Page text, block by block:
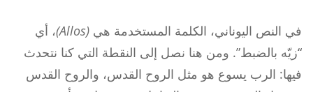
في النص اليوناني، الكلمة المستخدمة هي (Allos)
، أي
“زيّه بالضبط”. ومن هنا نصل إلى النقطة التي كنا نتحدث
فيها: الرب يسوع هو مثل الروح القدس، والروح القدس